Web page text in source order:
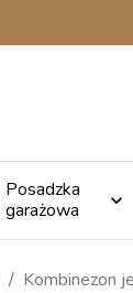
Posadzka
garażowa

Kombinezon